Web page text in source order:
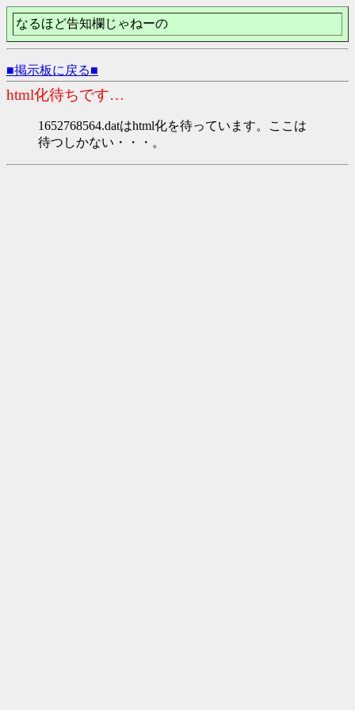
なるほど告知欄じゃねーの
■掲示板に戻る■
html化待ちです…
1652768564.datはhtml化を待っています。ここは
待つしかない・・・。